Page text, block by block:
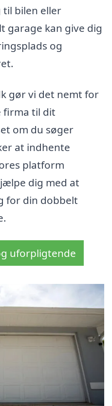
bilen eller
garage kan give dig
og
gør vi det nemt for
firma til dit
om du søger
at indhente
platform
dig med at
for din dobbelt
uforpligtende